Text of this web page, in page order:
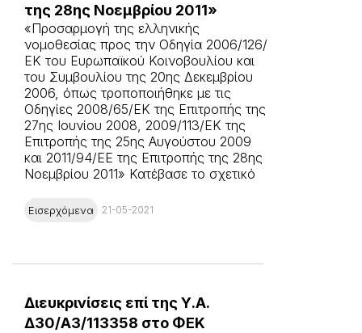
της 28ης Νοεμβρίου 2011»
«Προσαρμογή της ελληνικής
νομοθεσίας προς την Οδηγία 2006/126/
ΕΚ του Ευρωπαϊκού Κοινοβουλίου και
του Συμβουλίου της 20ης Δεκεμβρίου
2006, όπως τροποποιήθηκε με τις
Οδηγίες 2008/65/ΕΚ της Επιτροπής της
27ης Ιουνίου 2008, 2009/113/ΕΚ της
Επιτροπής της 25ης Αυγούστου 2009
και 2011/94/ΕΕ της Επιτροπής της 28ης
Νοεμβρίου 2011» Κατέβασε το σχετικό
Εισερχόμενα 21-05-2021
Διευκρινίσεις επί της Υ.Α.
Δ30/A3/113358 στο ΦΕΚ